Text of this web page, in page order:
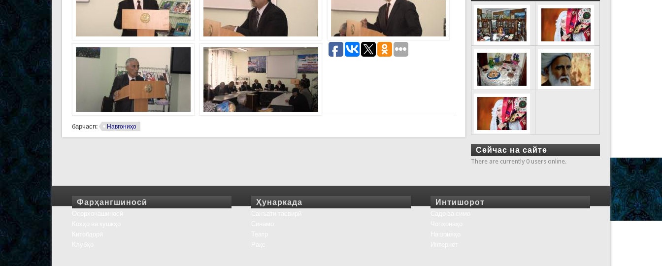
барчасп: Навгониҳо
Сейчас на сайте
There are currently 0 users online.
Фарҳангшиносӣ Ҳунаркада Интишорот